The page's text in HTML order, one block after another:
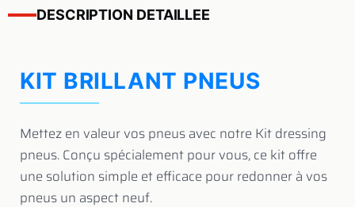
DESCRIPTION DETAILLEE
KIT BRILLANT PNEUS
Mettez en valeur vos pneus avec notre Kit dressing
pneus. Conçu spécialement pour vous, ce kit offre
une solution simple et efficace pour redonner à vos
pneus un aspect neuf.